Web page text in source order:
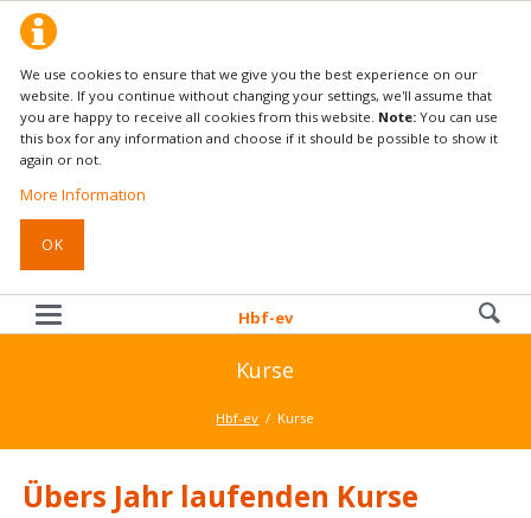
We use cookies to ensure that we give you the best experience on our
website. If you continue without changing your settings, we'll assume that
you are happy to receive all cookies from this website. Note:You can use
this box for any information and choose if it should be possible to show it
again or not.
More Information
OK
Hbf-ev
Kurse
Hbf-ev Kurse
Übers Jahr laufenden Kurse